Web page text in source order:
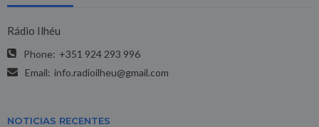
Rádio Ilhéu
Phone: +351 924 293 996
Email: info.radioilheu@gmail.com
NOTICIAS RECENTES